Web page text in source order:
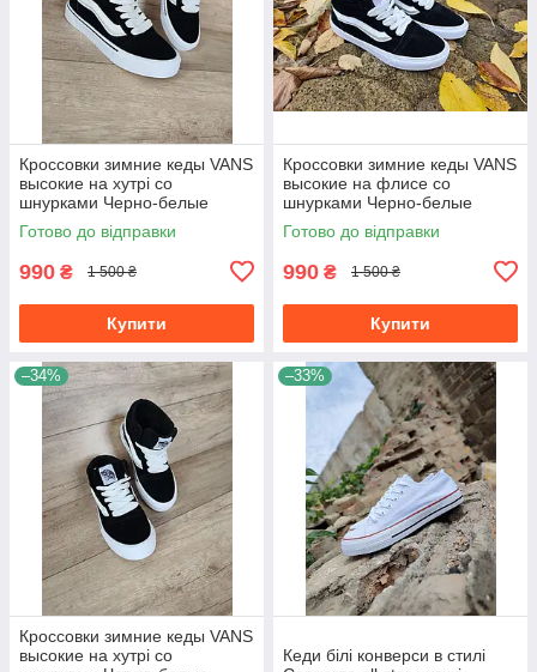
Кроссовки зимние кеды VANS
высокие на хутрі со
шнурками Черно-белые
унисекс унисекс теплые
Готово до відправки
990 ₴ 1 500 ₴
Купити
Кроссовки зимние кеды VANS
высокие на флисе со
шнурками Черно-белые
унисекс унисекс теплые
Готово до відправки
990 ₴ 1 500 ₴
Купити
–34%
Кроссовки зимние кеды VANS
высокие на хутрі со
–33%
Кеди білі конверси в стилі